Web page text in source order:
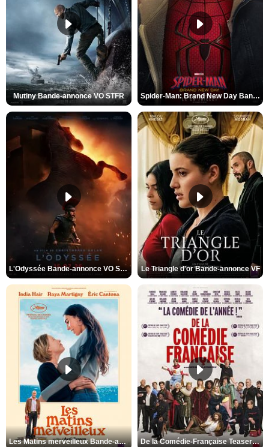
Mutiny Bande-annonce VO STFR Spider-Man: Brand New Day Bande-annonce VO STFR
L'Odyssée Bande-annonce VO STFR Le Triangle d'or Bande-annonce VF
Les Matins merveilleux Bande-annonce VF De la Comédie-Française Teaser VF